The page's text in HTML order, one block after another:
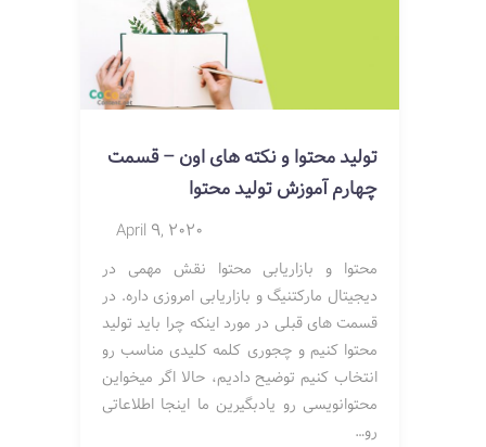
تولید محتوا و نکته های اون – قسمت
چهارم آموزش تولید محتوا
April 9, 2020
محتوا و بازاریابی محتوا نقش مهمی در
دیجیتال مارکتنیگ و بازاریابی امروزی داره. در
قسمت های قبلی در مورد اینکه چرا باید تولید
محتوا کنیم و چجوری کلمه کلیدی مناسب رو
انتخاب کنیم توضیح دادیم، حالا اگر میخواین
محتوانویسی رو یادبگیرین ما اینجا اطلاعاتی
رو…